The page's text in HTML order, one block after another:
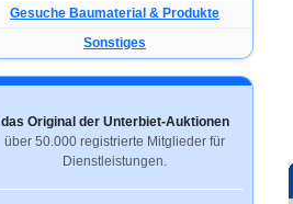
Gesuche Baumaterial & Produkte
Sonstiges
das Original der Unterbiet-Auktionen
über 50.000 registrierte Mitglieder für
Dienstleistungen.